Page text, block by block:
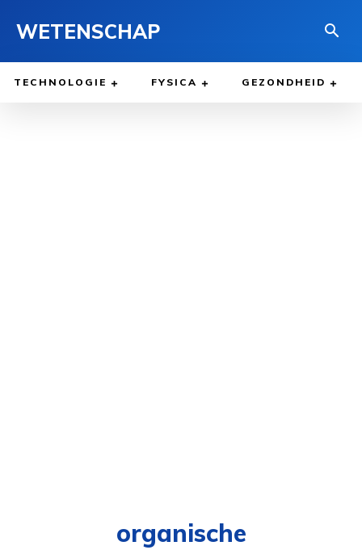
WETENSCHAP
TECHNOLOGIE FYSICA GEZONDHEID
organische